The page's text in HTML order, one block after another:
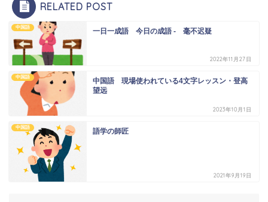
RELATED POST
中国語 一日一成語 今日の成語 - 毫不迟疑
2022年11月27日
中国語
中国語 現場使われている4文字レッスン・登高
望远
2023年10月1日
中国語 語学の師匠
2021年9月19日